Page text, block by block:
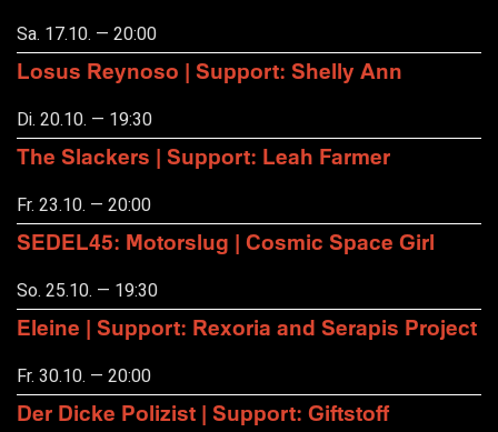
Sa. 17.10. — 20:00
Losus Reynoso | Support: Shelly Ann
Di. 20.10. — 19:30
The Slackers | Support: Leah Farmer
Fr. 23.10. — 20:00
SEDEL45: Motorslug | Cosmic Space Girl
So. 25.10. — 19:30
Eleine | Support: Rexoria and Serapis Project
Fr. 30.10. — 20:00
Der Dicke Polizist | Support: Giftstoff